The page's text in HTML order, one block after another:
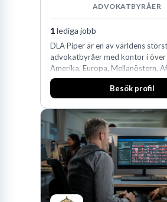
ADVOKATBYRÅER
1lediga jobb
DLA Piper är en av världens
advokatbyråer med kontor i
Amerika, Europa, Mellanöstern,
och Oceanien. Vi är specialister
affärsjuridikens alla områden och
fler än 450 jurister på fem kontor
Köpenhamn, Århus, Oslo och
på DLA Piper erbjuda våra
effektiv och gränsöverskridande
expertis. På vårt kontor i centrala
vi idag drygt 240 medarbetare.
Besök profil